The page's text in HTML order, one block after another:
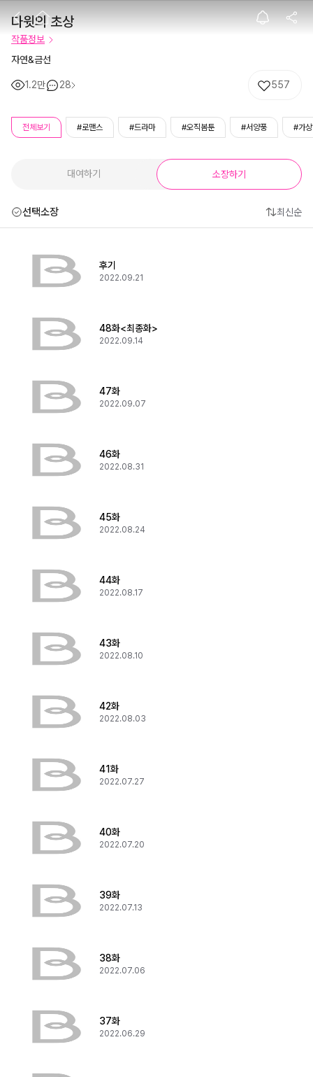
다윗의 초상
다윗의 초상
작품정보
자연&금선
1.2만 28 557
전체보기 #로맨스 #드라마 #오직봄툰 #서양풍 #가
대여하기 소장하기
선택소장 최신순
후기
2022.09.21
48화<최종화>
2022.09.14
47화
2022.09.07
46화
2022.08.31
45화
2022.08.24
44화
2022.08.17
43화
2022.08.10
42화
2022.08.03
41화
2022.07.27
40화
2022.07.20
39화
2022.07.13
38화
2022.07.06
37화
2022.06.29